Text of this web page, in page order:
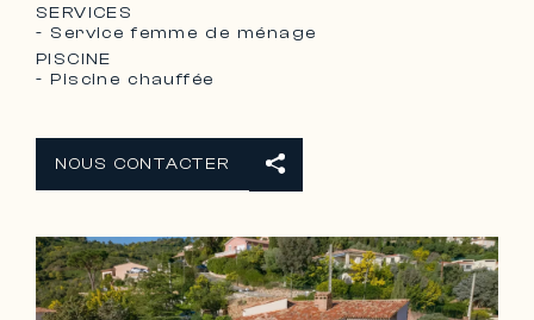
SERVICES
- Service femme de ménage
PISCINE
- Piscine chauffée
NOUS CONTACTER